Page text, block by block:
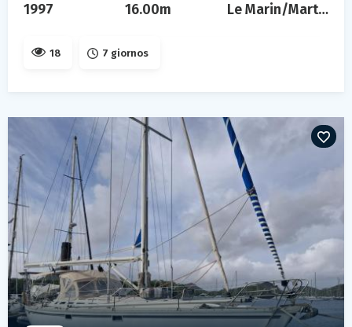
1997 16.00m Le Marin/Martinique
18 7 giornos